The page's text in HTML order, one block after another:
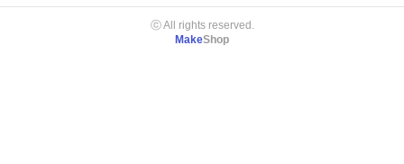
ⓒ All rights reserved.
MakeShop